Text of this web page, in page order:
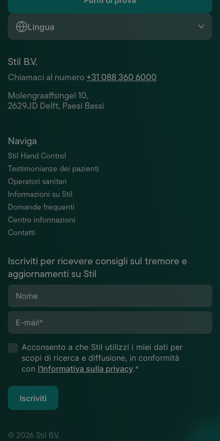
Lingua
Stil B.V.
Chiamaci al numero+31 088 360 6000
Molengraaffsingel 10,
2629JD Delft, Paesi Bassi
Naviga
Stil Hand Control
Testimonianze dei pazienti
Operatori sanitari
Informazioni su Stil
Domande frequenti
Centro informazioni
Contatti
Iscriviti per ricevere consigli sul tremore e
aggiornamenti su Stil
Nome
E-mail*
Acconsento a che Stil utilizzi i miei dati per
scopi di ricerca e diffusione, in conformità
con l'Informativa sulla privacy.*
Iscriviti
© 2026 Stil B.V.